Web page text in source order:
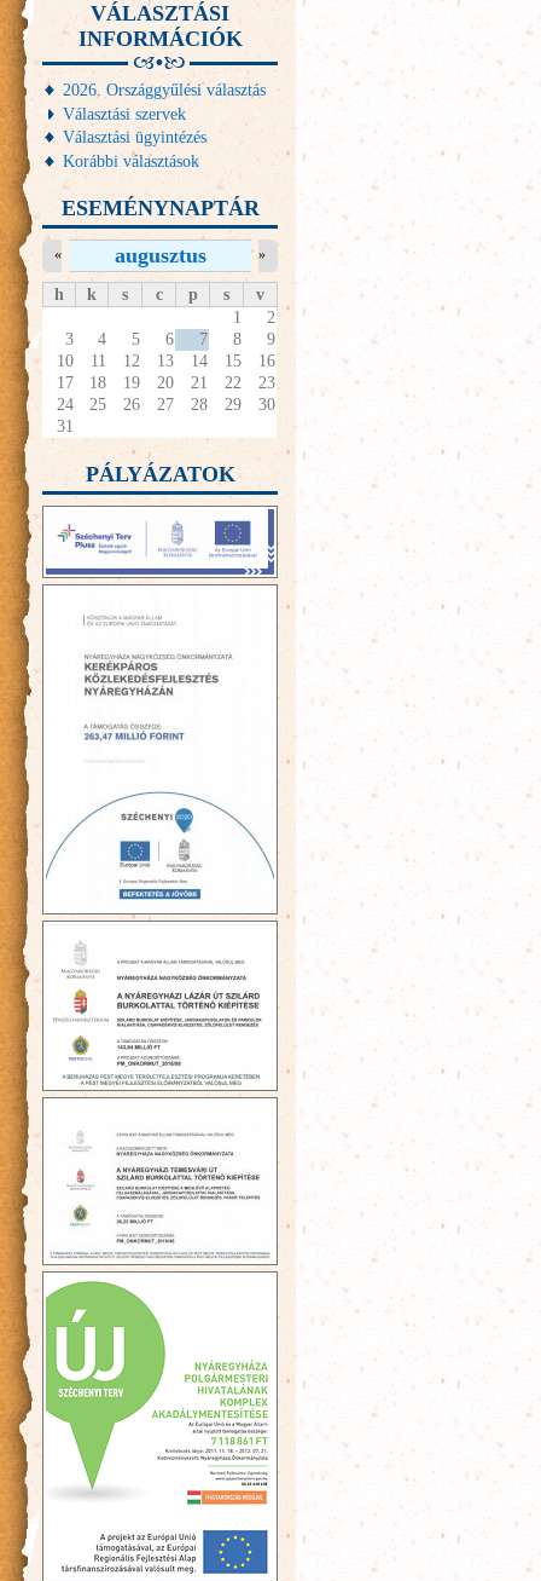
VÁLASZTÁSI
INFORMÁCIÓK
2026. Országgyűlési választás
Választási szervek
Választási ügyintézés
Korábbi választások
ESEMÉNYNAPTÁR
augusztus
« »
h k s c p s
v
1
2
3
4 5 6 7 8
9
10
11 12 13 14 15
16
17
18 19 20 21 22
23
24
25 26 27 28 29
30
31
PÁLYÁZATOK